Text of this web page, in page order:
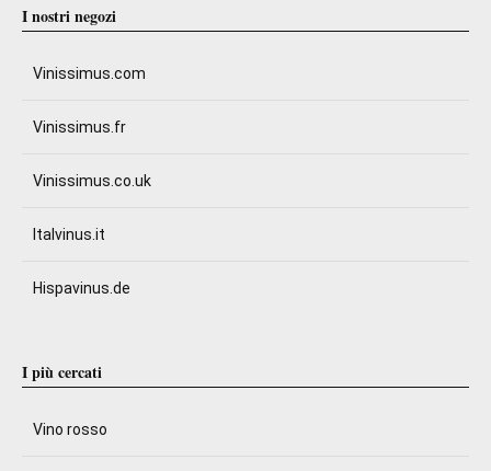
I nostri negozi
Vinissimus.com
Vinissimus.fr
Vinissimus.co.uk
Italvinus.it
Hispavinus.de
I più cercati
Vino rosso